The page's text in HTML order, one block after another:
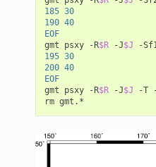
185 30
190 40
EOF
gmt psxy -R$R -J$J -
195 30
200 40
EOF
gmt psxy -R$R -J$J -T